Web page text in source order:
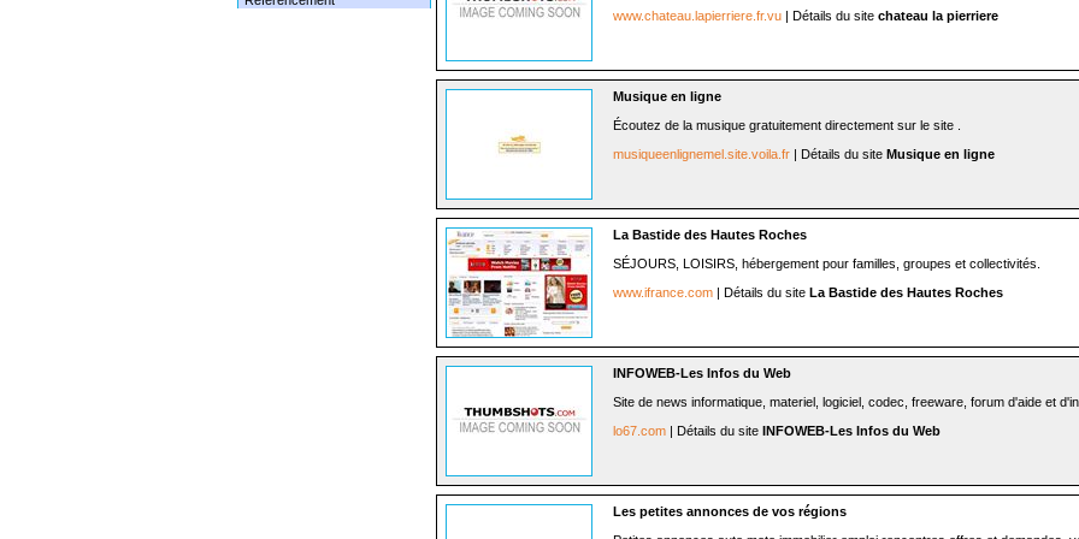
www.chateau.lapierriere.fr.vu | Détails du site chateau la pierriere
Musique en ligne
Écoutez de la musique gratuitement directement sur le site .
musiqueenlignemel.site.voila.fr | Détails du site Musique en ligne
La Bastide des Hautes Roches
SÉJOURS, LOISIRS, hébergement pour familles, groupes et collectivités.
www.ifrance.com | Détails du site La Bastide des Hautes Roches
INFOWEB-Les Infos du Web
Site de news informatique, materiel, logiciel, codec, freeware, forum d'aide et
lo67.com | Détails du site INFOWEB-Les Infos du Web
Les petites annonces de vos régions